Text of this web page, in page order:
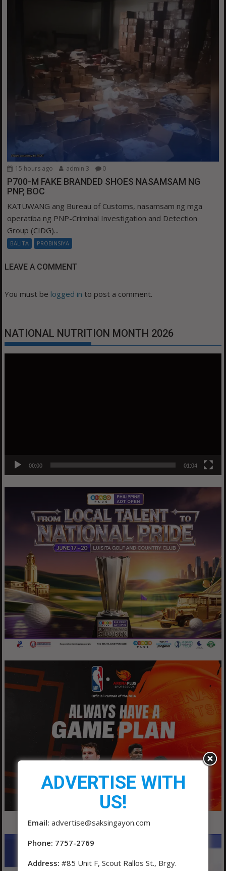
15 hours ago admin 3 0
P700-M FAKE BRANDED SHOES NASAMSAM NG
PNP, BOC
KATUWANG ang Bureau of Customs, nasamsam ng mga
operatiba ng PNP-Criminal Investigation and Detection
Group (CIDG)...
BALITA PROBINSIYA
LEAVE A COMMENT
You must be logged in to post a comment.
NATIONAL NUTRITION MONTH 2026
00:00 01:04
ADVERTISE WITH
US!
Email: advertise@saksingayon.com
Phone: 7757-2769
Address: #85 Unit F, Scout Rallos St., Brgy.